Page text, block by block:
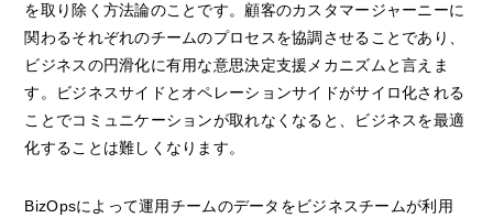
を取り除く方法論のことです。顧客のカスタマージャーニーに
関わるそれぞれのチームのプロセスを協調させることであり、
ビジネスの円滑化に有用な意思決定支援メカニズムと言えま
す。ビジネスサイドとオペレーションサイドがサイロ化される
ことでコミュニケーションが取れなくなると、ビジネスを最適
化することは難しくなります。
BizOpsによって運用チームのデータをビジネスチームが利用